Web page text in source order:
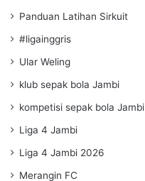
Panduan Latihan Sirkuit
#ligainggris
Ular Weling
klub sepak bola Jambi
kompetisi sepak bola Jambi
Liga 4 Jambi
Liga 4 Jambi 2026
Merangin FC